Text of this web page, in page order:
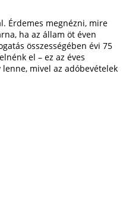
Érdemes megnézni, mire
ha az állam öt éven
összességében évi 75
el – ez az éves
mivel az adóbevételek